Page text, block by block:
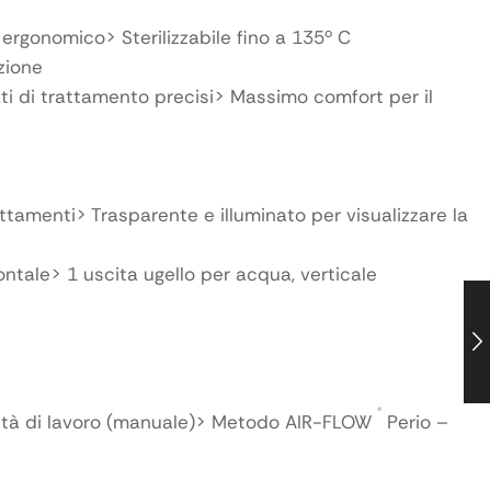
Sterilizzabile fino a 135º C
di trattamento precisi> Massimo comfort per il
Trasparente e illuminato per visualizzare la
1 uscita ugello per acqua, verticale
di lavoro (manuale)> Metodo AIR-FLOW ® Perio –